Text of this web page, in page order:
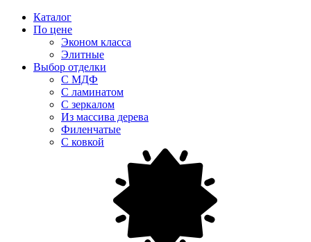
Каталог
По цене
Эконом класса
Элитные
Выбор отделки
С МДФ
С ламинатом
С зеркалом
Из массива дерева
Филенчатые
С ковкой